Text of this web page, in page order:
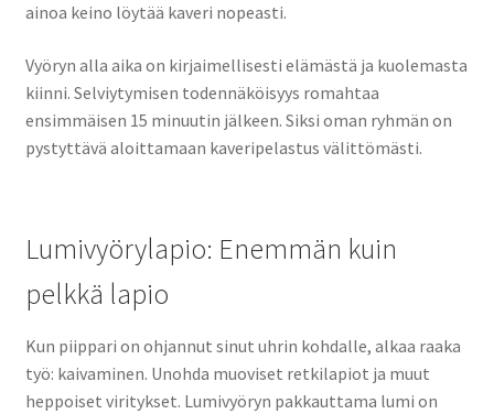
ainoa keino löytää kaveri nopeasti.
Vyöryn alla aika on kirjaimellisesti elämästä ja kuolemasta
kiinni. Selviytymisen todennäköisyys romahtaa
ensimmäisen 15 minuutin jälkeen. Siksi oman ryhmän on
pystyttävä aloittamaan kaveripelastus välittömästi.
Lumivyörylapio: Enemmän kuin
pelkkä lapio
Kun piippari on ohjannut sinut uhrin kohdalle, alkaa raaka
työ: kaivaminen. Unohda muoviset retkilapiot ja muut
heppoiset viritykset. Lumivyöryn pakkauttama lumi on